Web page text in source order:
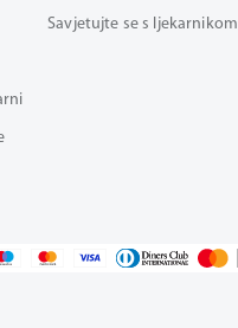
Savjetujte se s ljekarnikom